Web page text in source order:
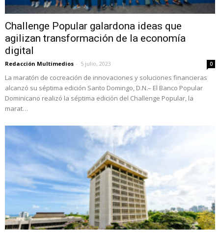
Challenge Popular galardona ideas que
agilizan transformación de la economía
digital
Redacción Multimedios - 5 julio, 2023 0
La maratón de cocreación de innovaciones y soluciones financieras
alcanzó su séptima edición Santo Domingo, D.N.– El Banco Popular
Dominicano realizó la séptima edición del Challenge Popular, la
marat…